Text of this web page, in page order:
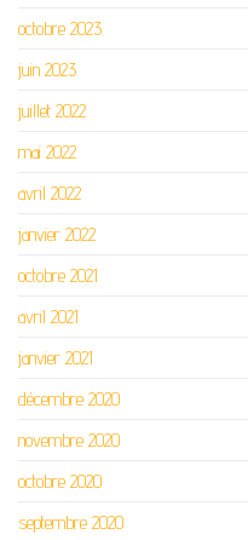
octobre 2023
juin 2023
juillet 2022
mai 2022
avril 2022
janvier 2022
octobre 2021
avril 2021
janvier 2021
décembre 2020
novembre 2020
octobre 2020
septembre 2020